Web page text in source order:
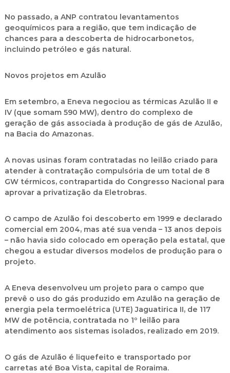
No passado, a ANP contratou levantamentos
geoquímicos para a região, que tem indicação de
chances para a descoberta de hidrocarbonetos,
incluindo petróleo e gás natural.
Novos projetos em Azulão
Em setembro, a Eneva negociou as térmicas Azulão II e
IV (que somam 590 MW), dentro do complexo de
geração de gás associada à produção de gás de Azulão,
na Bacia do Amazonas.
A novas usinas foram contratadas no leilão criado para
atender à contratação compulsória de um total de 8
GW térmicos, contrapartida do Congresso Nacional para
aprovar a privatização da Eletrobras.
O campo de Azulão foi descoberto em 1999 e declarado
comercial em 2004, mas até sua venda – 13 anos depois
– não havia sido colocado em operação pela estatal, que
chegou a estudar diversos modelos de produção para o
projeto.
A Eneva desenvolveu um projeto para o campo que
prevê o uso do gás produzido em Azulão na geração de
energia pela termoelétrica (UTE) Jaguatirica II, de 117
MW de potência, contratada no 1º leilão para
atendimento aos sistemas isolados, realizado em 2019.
O gás de Azulão é liquefeito e transportado por
carretas até Boa Vista, capital de Roraima.